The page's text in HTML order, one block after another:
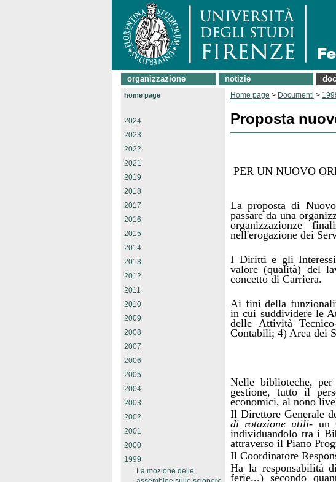
organizzazione notizie
home page
2024
2023
2022
2021
2019
2018
2017
2016
2015
2014
2013
2012
2011
2010
2009
2008
2007
2006
2005
2004
2003
2002
2001
2000
1999
La mozione delle
Home page > Documenti >
Proposta
PER UN NUOVO
La proposta di
passare da una
organizzazionze
nell'erogazione dei
I Diritti e gli Interessi
valore (qualità) del
concetto di Carriera.
Ai fini della
in cui suddividere le
delle Attività
Contabili; 4) Area dei
Nelle biblioteche,
gestione, tutto il
economici, al nono
Il Direttore Generale
di rotazione utili- un
individuandolo tra i
attraverso il Piano
Il Coordinatore
Ha la responsabilità
ferie...) secondo